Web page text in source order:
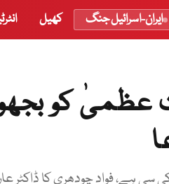
ایران-اسرائیل جنگ کھیل
عظمیٰ کو